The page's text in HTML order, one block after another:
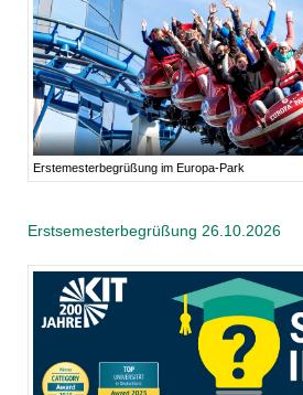
Erstemesterbegrüßung im Europa-Park
Erstsemesterbegrüßung 26.10.2026